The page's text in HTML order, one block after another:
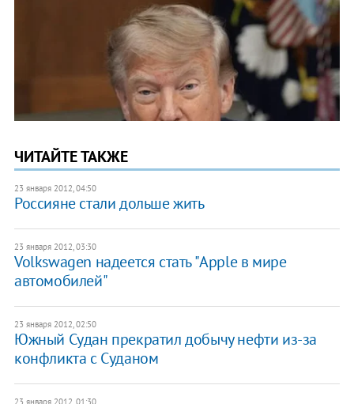
ЧИТАЙТЕ ТАКЖЕ
23 января 2012, 04:50
Россияне стали дольше жить
23 января 2012, 03:30
Volkswagen надеется стать "Apple в мире
автомобилей"
23 января 2012, 02:50
Южный Судан прекратил добычу нефти из-за
конфликта с Суданом